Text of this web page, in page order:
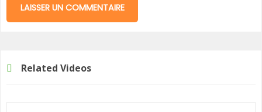
Related Videos